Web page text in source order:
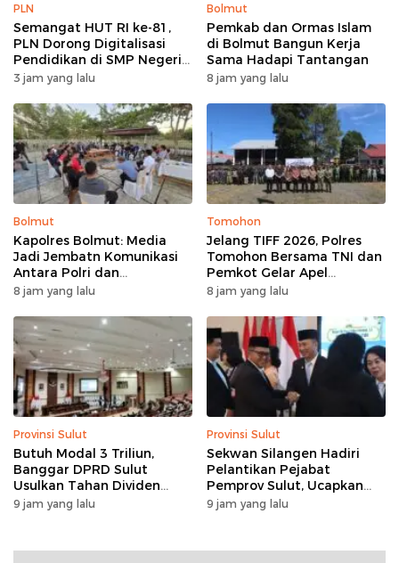
PLN
Semangat HUT RI ke-81,
PLN Dorong Digitalisasi
Pendidikan di SMP Negeri
1 Palu Lewat Program TJSL
3 jam yang lalu
Bolmut
Pemkab dan Ormas Islam
di Bolmut Bangun Kerja
Sama Hadapi Tantangan
8 jam yang lalu
Bolmut
Kapolres Bolmut: Media
Jadi Jembatn Komunikasi
Antara Polri dan
Masyarakat
8 jam yang lalu
Tomohon
Jelang TIFF 2026, Polres
Tomohon Bersama TNI dan
Pemkot Gelar Apel
Kesiapan Pengamanan
8 jam yang lalu
Provinsi Sulut
Butuh Modal 3 Triliun,
Banggar DPRD Sulut
Usulkan Tahan Dividen
Rp79 Miliar untuk Perkuat
9 jam yang lalu
Provinsi Sulut
Sekwan Silangen Hadiri
Pelantikan Pejabat
Pemprov Sulut, Ucapkan
Selamat kepada Jahja
9 jam yang lalu